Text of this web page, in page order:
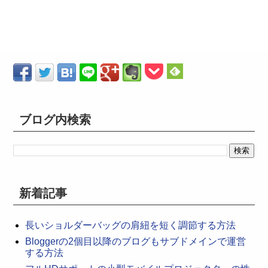
ブログ内検索
新着記事
長いショルダーバッグの肩紐を短く調節する方法
Bloggerの2個目以降のブログもサブドメインで運営
する方法